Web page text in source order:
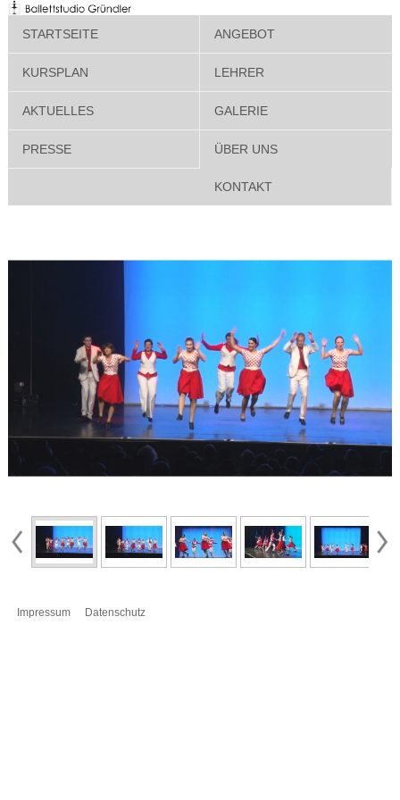
STARTSEITE ANGEBOT
KURSPLAN LEHRER
AKTUELLES GALERIE
PRESSE ÜBER UNS
KONTAKT
Impressum Datenschutz